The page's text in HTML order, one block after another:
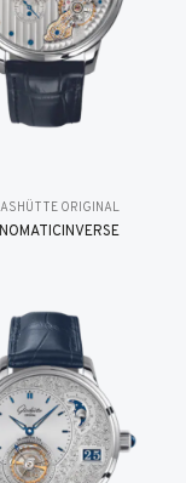
ORIGINAL